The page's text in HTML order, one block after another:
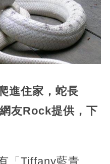
進住家，蛇長
友Rock提供，下
「Tiffany藍青